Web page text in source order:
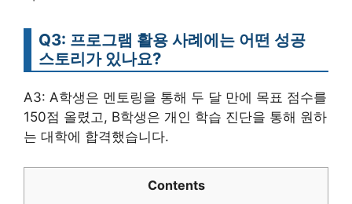
Q3: 프로그램 활용 사례에는 어떤 성공
스토리가 있나요?
A3: A학생은 멘토링을 통해 두 달 만에 목표 점수를
150점 올렸고, B학생은 개인 학습 진단을 통해 원하
는 대학에 합격했습니다.
Contents